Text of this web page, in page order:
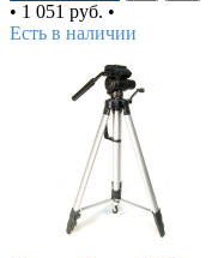
• 1 051 руб. •
Есть в наличии